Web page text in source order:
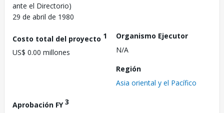
ante el Directorio)
29 de abril de 1980
Costo total del proyecto 1
US$ 0.00 millones
Organismo Ejecutor
N/A
Región
Asia oriental y el Pacífico
Aprobación FY3